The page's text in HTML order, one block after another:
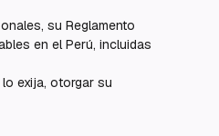
su Reglamento
en el Perú, incluidas
exija, otorgar su